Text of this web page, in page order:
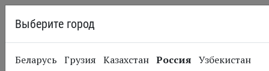
Выберите город
Беларусь Грузия Казахстан Россия Узбекистан